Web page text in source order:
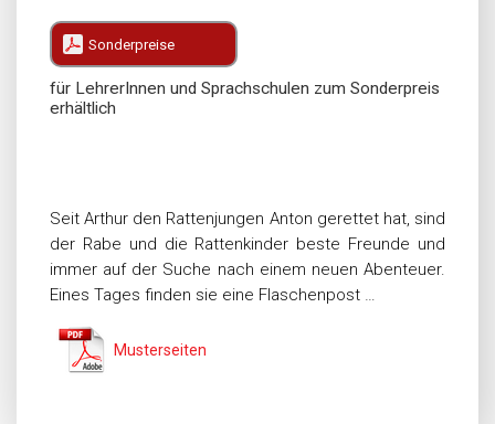
Sonderpreise
für LehrerInnen und Sprachschulen zum Sonderpreis
erhältlich
Seit Arthur den Rattenjungen Anton gerettet hat, sind
der Rabe und die Rattenkinder beste Freunde und
immer auf der Suche nach einem neuen Abenteuer.
Eines Tages finden sie eine Flaschenpost …
Musterseiten